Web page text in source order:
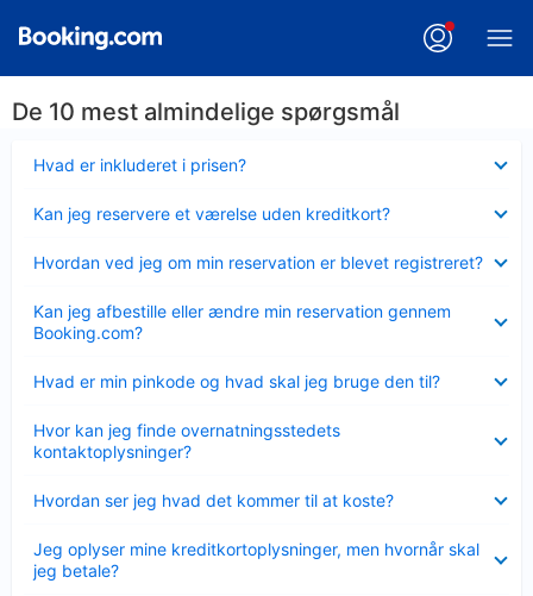
De 10 mest almindelige spørgsmål
Hvad er inkluderet i prisen?
Kan jeg reservere et værelse uden kreditkort?
Hvordan ved jeg om min reservation er blevet registreret?
Kan jeg afbestille eller ændre min reservation gennem
Booking.com?
Hvad er min pinkode og hvad skal jeg bruge den til?
Hvor kan jeg finde overnatningsstedets
kontaktoplysninger?
Hvordan ser jeg hvad det kommer til at koste?
Jeg oplyser mine kreditkortoplysninger, men hvornår skal
jeg betale?